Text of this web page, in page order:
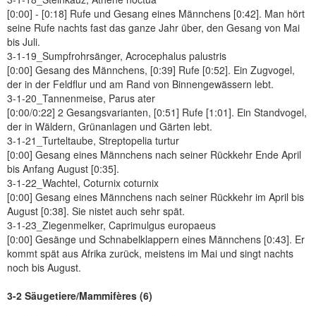
[0:00] - [0:18] Rufe und Gesang eines Männchens [0:42]. Man hört
seine Rufe nachts fast das ganze Jahr über, den Gesang von Mai
bis Juli.
3-1-19_Sumpfrohrsänger, Acrocephalus palustris
[0:00] Gesang des Männchens, [0:39] Rufe [0:52]. Ein Zugvogel,
der in der Feldflur und am Rand von Binnengewässern lebt.
3-1-20_Tannenmeise, Parus ater
[0:00/0:22] 2 Gesangsvarianten, [0:51] Rufe [1:01]. Ein Standvogel,
der in Wäldern, Grünanlagen und Gärten lebt.
3-1-21_Turteltaube, Streptopelia turtur
[0:00] Gesang eines Männchens nach seiner Rückkehr Ende April
bis Anfang August [0:35].
3-1-22_Wachtel, Coturnix coturnix
[0:00] Gesang eines Männchens nach seiner Rückkehr im April bis
August [0:38]. Sie nistet auch sehr spät.
3-1-23_Ziegenmelker, Caprimulgus europaeus
[0:00] Gesänge und Schnabelklappern eines Männchens [0:43]. Er
kommt spät aus Afrika zurück, meistens im Mai und singt nachts
noch bis August.
3-2 Säugetiere/Mammifères (6)